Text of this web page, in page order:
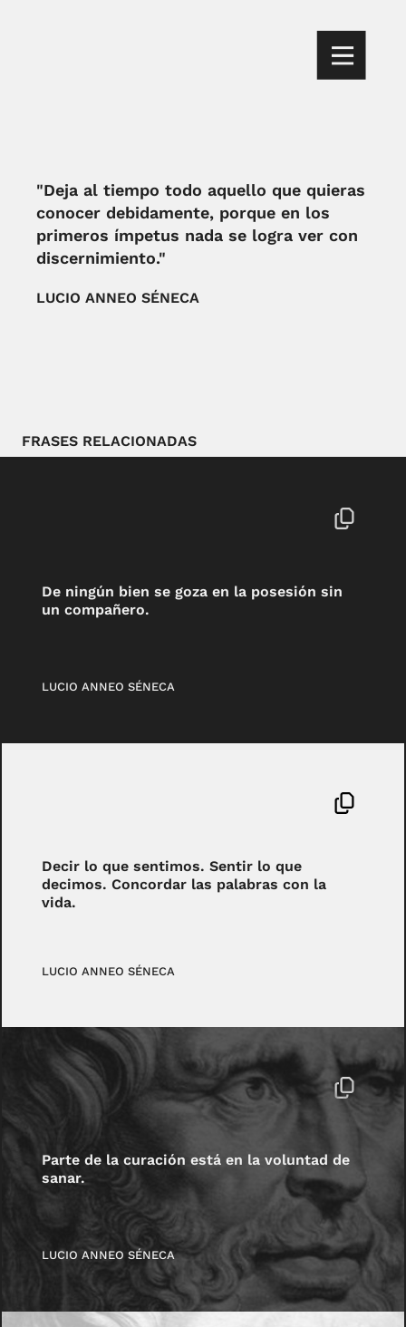
"Deja al tiempo todo aquello que quieras
conocer debidamente, porque en los
primeros ímpetus nada se logra ver con
discernimiento."
LUCIO ANNEO SÉNECA
FRASES RELACIONADAS
De ningún bien se goza en la posesión sin
un compañero.
LUCIO ANNEO SÉNECA
Decir lo que sentimos. Sentir lo que
decimos. Concordar las palabras con la
vida.
LUCIO ANNEO SÉNECA
Parte de la curación está en la voluntad de
sanar.
LUCIO ANNEO SÉNECA